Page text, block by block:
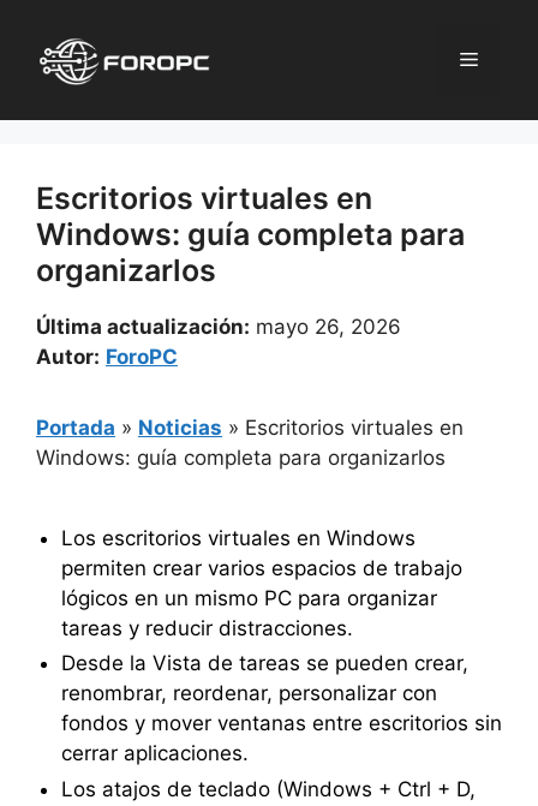
contenido
Menú
Escritorios virtuales en
Windows: guía completa para
organizarlos
Última actualización: mayo 26, 2026
Autor: ForoPC
Portada » Noticias » Escritorios virtuales en
Windows: guía completa para organizarlos
Los escritorios virtuales en Windows
permiten crear varios espacios de trabajo
lógicos en un mismo PC para organizar
tareas y reducir distracciones.
Desde la Vista de tareas se pueden crear,
renombrar, reordenar, personalizar con
fondos y mover ventanas entre escritorios sin
cerrar aplicaciones.
Los atajos de teclado (Windows + Ctrl + D,